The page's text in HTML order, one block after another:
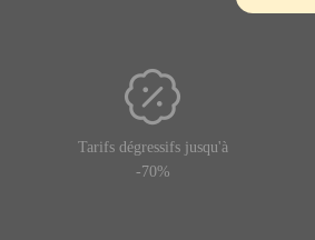
Tarifs dégressifs jusqu'à
-70%